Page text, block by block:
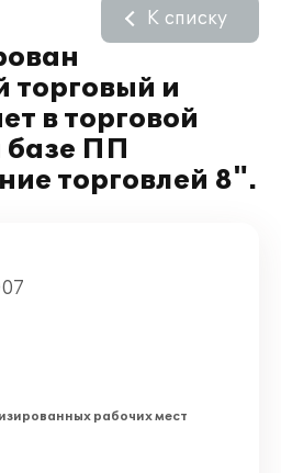
торговый и
в торговой
базе ПП
торговлей 8".
К списку
рабочих мест